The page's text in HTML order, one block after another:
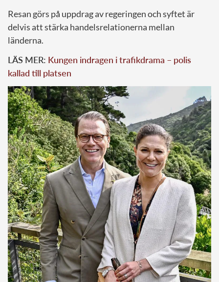
Resan görs på uppdrag av regeringen och syftet är
delvis att stärka handelsrelationerna mellan
länderna.
LÄS MER: Kungen indragen i trafikdrama – polis
kallad till platsen